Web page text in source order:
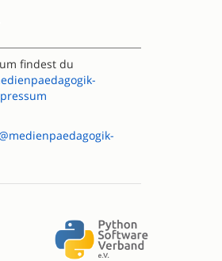
findest du